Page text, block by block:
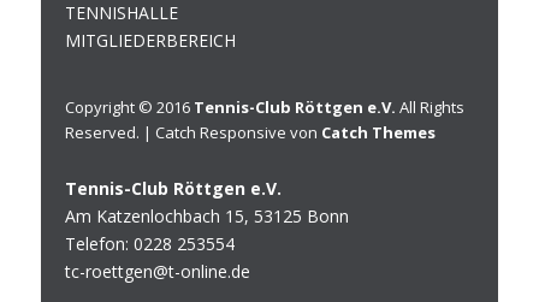
TENNISHALLE
MITGLIEDERBEREICH
Copyright © 2016 Tennis-Club Röttgen e.V. All Rights
Reserved. | Catch Responsive von Catch Themes
Tennis-Club Röttgen e.V.
Am Katzenlochbach 15, 53125 Bonn
Telefon: 0228 253554
tc-roettgen@t-online.de